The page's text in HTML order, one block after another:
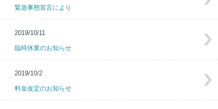
緊急事態宣言により
2019/10/11
臨時休業のお知らせ
2019/10/2
料金改定のお知らせ